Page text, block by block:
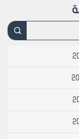
رديف جديد حجري